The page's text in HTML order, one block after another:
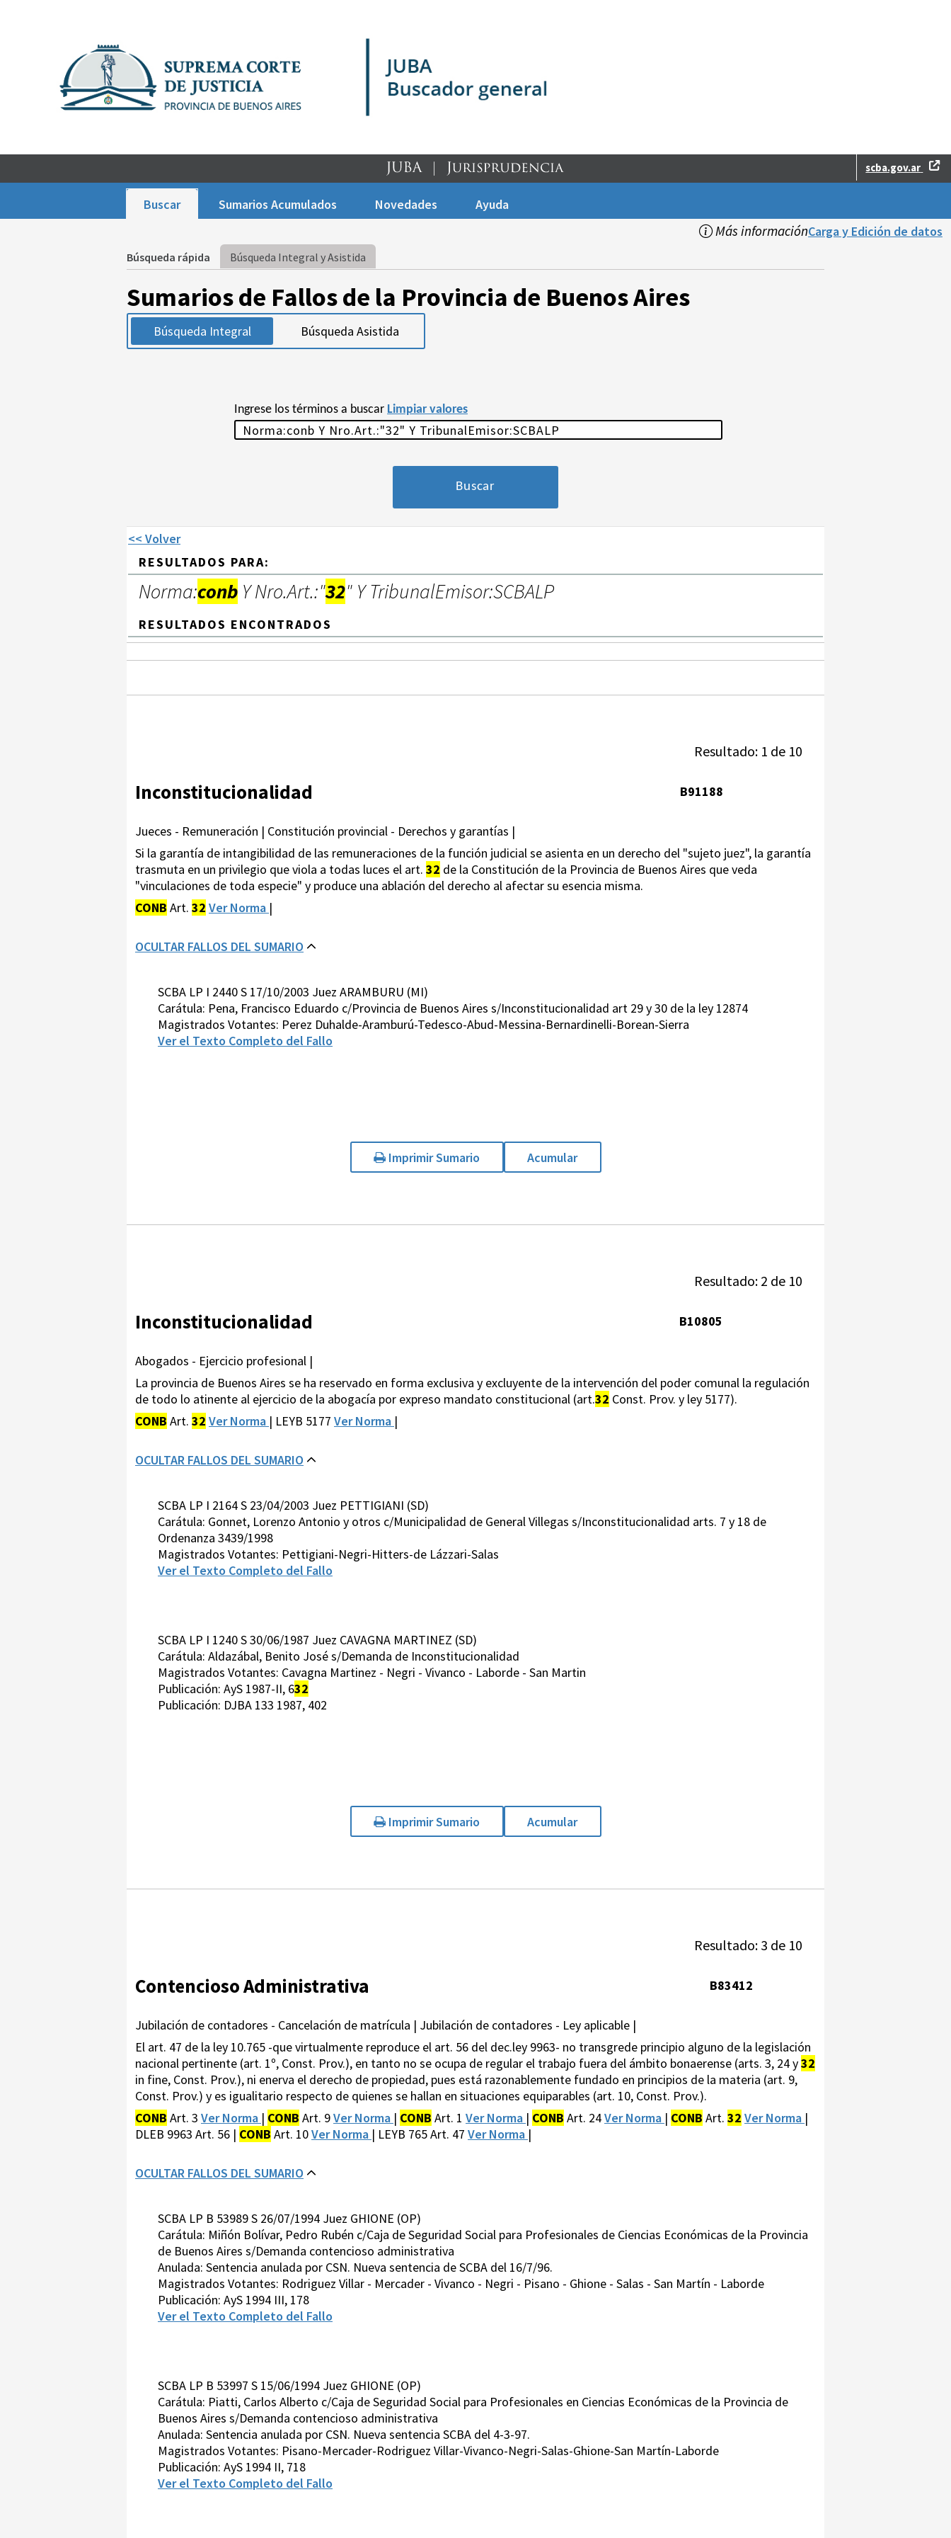
scba.gov.ar
Buscar Sumarios Acumulados Novedades Ayuda
Más informaciónCarga y Edición de datos
Búsqueda rápida Búsqueda Integral y Asistida
Sumarios de Fallos de la Provincia de Buenos Aires
Búsqueda Integral Búsqueda Asistida
Ingrese los términos a buscar Limpiar valores
<< Volver
RESULTADOS PARA:
Norma:conb Y Nro.Art.:"32" Y TribunalEmisor:SCBALP
RESULTADOS ENCONTRADOS
Resultado: 1 de 10
Inconstitucionalidad B91188
Jueces - Remuneración | Constitución provincial - Derechos y garantías |
Si la garantía de intangibilidad de las remuneraciones de la función judicial se asienta en un derecho del "sujeto juez", la garantía
trasmuta en un privilegio que viola a todas luces el art. 32 de la Constitución de la Provincia de Buenos Aires que veda
"vinculaciones de toda especie" y produce una ablación del derecho al afectar su esencia misma.
CONB Art. 32 Ver Norma |
OCULTAR FALLOS DEL SUMARIO
SCBA LP I 2440 S 17/10/2003 Juez ARAMBURU (MI)
Carátula: Pena, Francisco Eduardo c/Provincia de Buenos Aires s/Inconstitucionalidad art 29 y 30 de la ley 12874
Magistrados Votantes: Perez Duhalde-Aramburú-Tedesco-Abud-Messina-Bernardinelli-Borean-Sierra
Ver el Texto Completo del Fallo
Imprimir Sumario Acumular
Resultado: 2 de 10
Inconstitucionalidad B10805
Abogados - Ejercicio profesional |
La provincia de Buenos Aires se ha reservado en forma exclusiva y excluyente de la intervención del poder comunal la regulación
de todo lo atinente al ejercicio de la abogacía por expreso mandato constitucional (art.32 Const. Prov. y ley 5177).
CONB Art. 32 Ver Norma | LEYB 5177 Ver Norma |
OCULTAR FALLOS DEL SUMARIO
SCBA LP I 2164 S 23/04/2003 Juez PETTIGIANI (SD)
Carátula: Gonnet, Lorenzo Antonio y otros c/Municipalidad de General Villegas s/Inconstitucionalidad arts. 7 y 18 de
Ordenanza 3439/1998
Magistrados Votantes: Pettigiani-Negri-Hitters-de Lázzari-Salas
Ver el Texto Completo del Fallo
SCBA LP I 1240 S 30/06/1987 Juez CAVAGNA MARTINEZ (SD)
Carátula: Aldazábal, Benito José s/Demanda de Inconstitucionalidad
Magistrados Votantes: Cavagna Martinez - Negri - Vivanco - Laborde - San Martin
Publicación: AyS 1987-II, 632
Publicación: DJBA 133 1987, 402
Imprimir Sumario Acumular
Resultado: 3 de 10
Contencioso Administrativa B83412
Jubilación de contadores - Cancelación de matrícula | Jubilación de contadores - Ley aplicable |
El art. 47 de la ley 10.765 -que virtualmente reproduce el art. 56 del dec.ley 9963- no transgrede principio alguno de la legislación
nacional pertinente (art. 1º, Const. Prov.), en tanto no se ocupa de regular el trabajo fuera del ámbito bonaerense (arts. 3, 24 y32
in fine, Const. Prov.), ni enerva el derecho de propiedad, pues está razonablemente fundado en principios de la materia (art. 9,
Const. Prov.) y es igualitario respecto de quienes se hallan en situaciones equiparables (art. 10, Const. Prov.).
CONB Art. 3 Ver Norma | CONB Art. 9Ver Norma | CONB Art. 1 Ver Norma | CONB Art. 24Ver Norma | CONB Art. 32 Ver Norma |
DLEB 9963 Art. 56 | CONB Art. 10Ver Norma | LEYB 765 Art. 47 Ver Norma |
OCULTAR FALLOS DEL SUMARIO
SCBA LP B 53989 S 26/07/1994 Juez GHIONE (OP)
Carátula: Miñón Bolívar, Pedro Rubén c/Caja de Seguridad Social para Profesionales de Ciencias Económicas de la Provincia
de Buenos Aires s/Demanda contencioso administrativa
Anulada: Sentencia anulada por CSN. Nueva sentencia de SCBA del 16/7/96.
Magistrados Votantes: Rodriguez Villar - Mercader - Vivanco - Negri - Pisano - Ghione - Salas - San Martín - Laborde
Publicación: AyS 1994 III, 178
Ver el Texto Completo del Fallo
SCBA LP B 53997 S 15/06/1994 Juez GHIONE (OP)
Carátula: Piatti, Carlos Alberto c/Caja de Seguridad Social para Profesionales en Ciencias Económicas de la Provincia de
Buenos Aires s/Demanda contencioso administrativa
Anulada: Sentencia anulada por CSN. Nueva sentencia SCBA del 4-3-97.
Magistrados Votantes: Pisano-Mercader-Rodriguez Villar-Vivanco-Negri-Salas-Ghione-San Martín-Laborde
Publicación: AyS 1994 II, 718
Ver el Texto Completo del Fallo